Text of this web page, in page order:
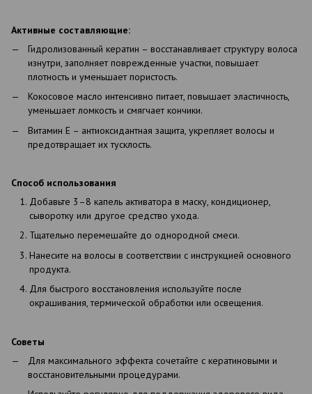
Активные составляющие:
Гидролизованный кератин – восстанавливает структуру волоса
изнутри, заполняет поврежденные участки, повышает
плотность и уменьшает пористость.
Кокосовое масло интенсивно питает, повышает эластичность,
уменьшает ломкость и смягчает кончики.
Витамин Е – антиоксидантная защита, укрепляет волосы и
предотвращает их тусклость.
Способ использования
Добавьте 3–8 капель активатора в маску, кондиционер,
сыворотку или другое средство ухода.
Тщательно перемешайте до однородной смеси.
Нанесите на волосы в соответствии с инструкцией основного
продукта.
Для быстрого восстановления используйте после
окрашивания, термической обработки или освещения.
Советы
Для максимального эффекта сочетайте с кератиновыми и
восстановительными процедурами.